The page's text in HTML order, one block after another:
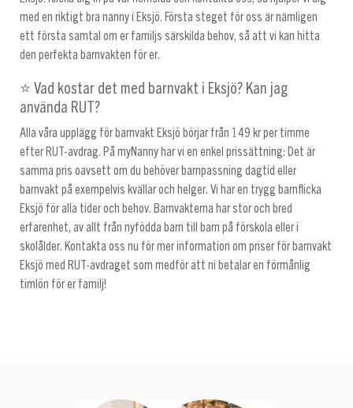
med en riktigt bra nanny i Eksjö. Första steget för oss är nämligen
ett första samtal om er familjs särskilda behov, så att vi kan hitta
den perfekta barnvakten för er.
⭐ Vad kostar det med barnvakt i Eksjö? Kan jag
använda RUT?
Alla våra upplägg för barnvakt Eksjö börjar från 149 kr per timme
efter RUT-avdrag. På myNanny har vi en enkel prissättning: Det är
samma pris oavsett om du behöver barnpassning dagtid eller
barnvakt på exempelvis kvällar och helger. Vi har en trygg barnflicka
Eksjö för alla tider och behov. Barnvakterna har stor och bred
erfarenhet, av allt från nyfödda barn till barn på förskola eller i
skolålder. Kontakta oss nu för mer information om priser för barnvakt
Eksjö med RUT-avdraget som medför att ni betalar en förmånlig
timlön för er familj!